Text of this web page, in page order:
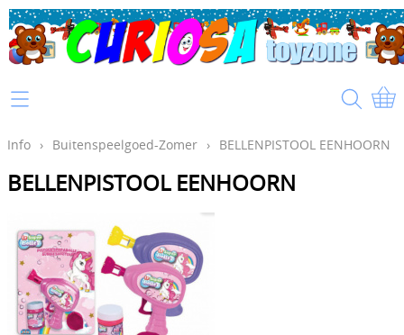
Home
Info
Mijn account
Info › Buitenspeelgoed-Zomer › BELLENPISTOOL EENHOORN
BELLENPISTOOL EENHOORN